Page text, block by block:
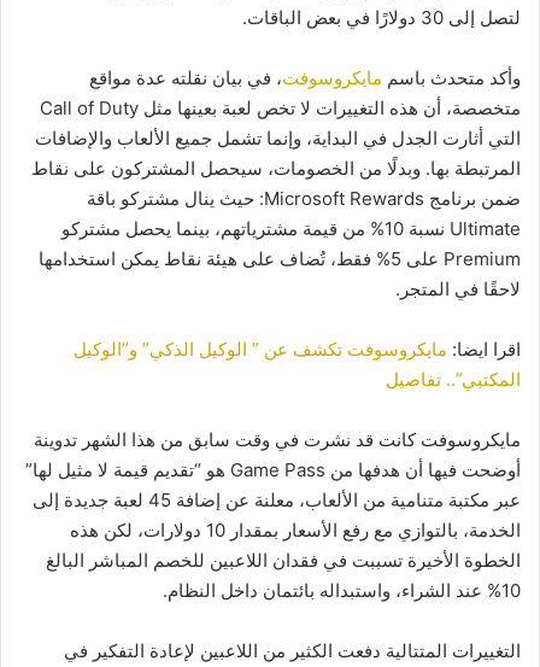
لتصل إلى 30 دولارًا في بعض الباقات.
وأكد متحدث باسم مايكروسوفت، في بيان نقلته عدة مواقع
متخصصة، أن هذه التغييرات لا تخص لعبة بعينها مثل Call of Duty
التي أثارت الجدل في البداية، وإنما تشمل جميع الألعاب والإضافات
المرتبطة بها. وبدلًا من الخصومات، سيحصل المشتركون على نقاط
ضمن برنامج Microsoft Rewards: حيث ينال مشتركو باقة
Ultimate نسبة 10% من قيمة مشترياتهم، بينما يحصل مشتركو
Premium على 5% فقط، تُضاف على هيئة نقاط يمكن استخدامها
لاحقًا في المتجر.
اقرا ايضا: مايكروسوفت تكشف عن ” الوكيل الذكي” و”الوكيل
المكتبي”.. تفاصيل
مايكروسوفت كانت قد نشرت في وقت سابق من هذا الشهر تدوينة
أوضحت فيها أن هدفها من Game Pass هو “تقديم قيمة لا مثيل لها”
عبر مكتبة متنامية من الألعاب، معلنة عن إضافة 45 لعبة جديدة إلى
الخدمة، بالتوازي مع رفع الأسعار بمقدار 10 دولارات، لكن هذه
الخطوة الأخيرة تسببت في فقدان اللاعبين للخصم المباشر البالغ
10% عند الشراء، واستبداله بائتمان داخل النظام.
التغييرات المتتالية دفعت الكثير من اللاعبين لإعادة التفكير في